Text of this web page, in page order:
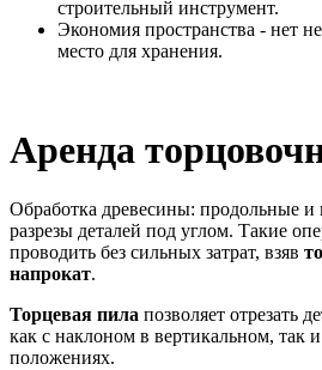
строительный инструмент.
Экономия пространства - нет
место для хранения.
Аренда
Обработка древесины: продольные и
разрезы деталей под углом. Такие
проводить без сильных затрат, взяв
напрокат.
Торцевая пила позволяет отрезать
как с наклоном в вертикальном, так
положениях.